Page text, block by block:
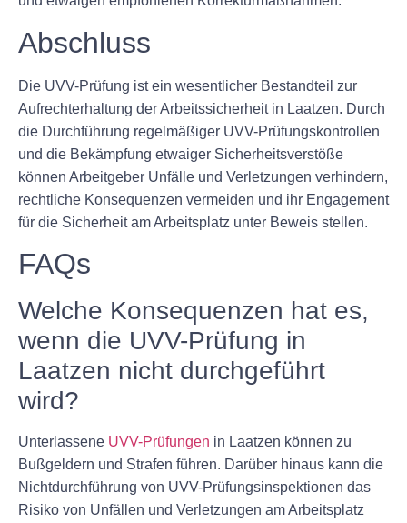
Abschluss
Die UVV-Prüfung ist ein wesentlicher Bestandteil zur
Aufrechterhaltung der Arbeitssicherheit in Laatzen. Durch
die Durchführung regelmäßiger UVV-Prüfungskontrollen
und die Bekämpfung etwaiger Sicherheitsverstöße
können Arbeitgeber Unfälle und Verletzungen verhindern,
rechtliche Konsequenzen vermeiden und ihr Engagement
für die Sicherheit am Arbeitsplatz unter Beweis stellen.
FAQs
Welche Konsequenzen hat es,
wenn die UVV-Prüfung in
Laatzen nicht durchgeführt
wird?
Unterlassene UVV-Prüfungen in Laatzen können zu
Bußgeldern und Strafen führen. Darüber hinaus kann die
Nichtdurchführung von UVV-Prüfungsinspektionen das
Risiko von Unfällen und Verletzungen am Arbeitsplatz